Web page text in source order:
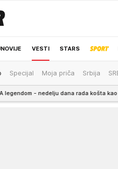
VESTI STARS
REGION NEWS IZBOR
Specijal Moja priča Srbija
dana rada košta kao STAN U SRBIJI!